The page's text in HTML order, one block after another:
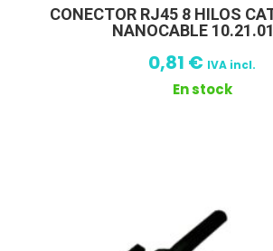
CONECTOR RJ45 8 HILOS
NANOCABLE
0,81 € IVA incl.
En stock